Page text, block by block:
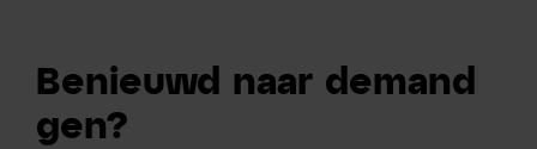
Benieuwd naar demand
gen?